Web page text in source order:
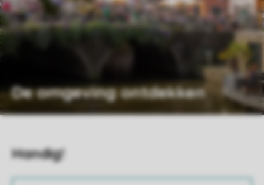
De omgeving ontdekken
Handig!